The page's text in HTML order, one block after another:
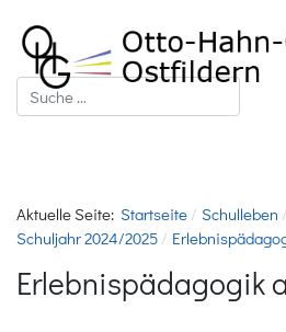
Suchen
Aktuelle Seite: Startseite Schulleben
Schuljahr 2024/2025
Erlebnispädagogik